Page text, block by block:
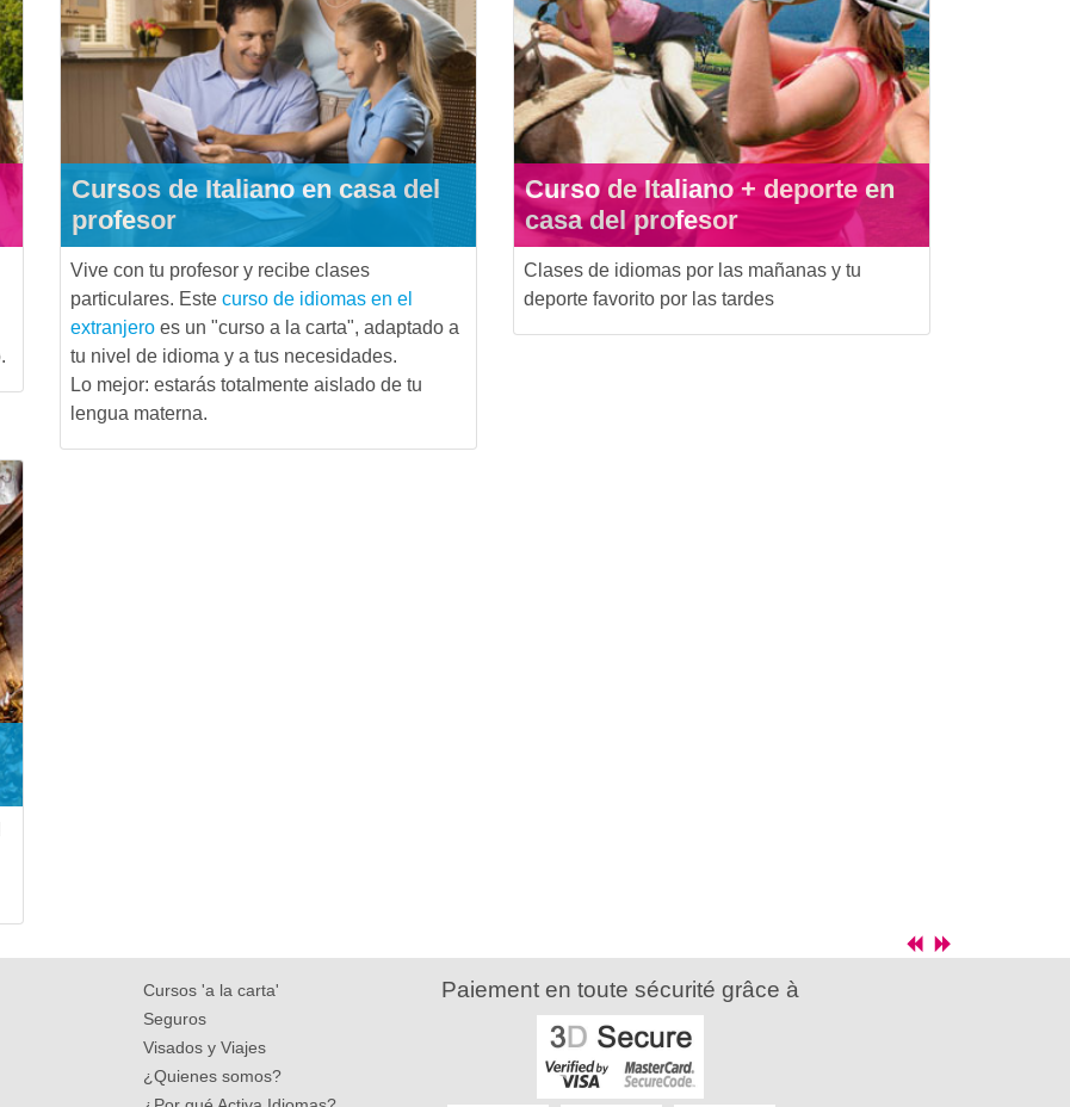
Cursos de Italiano en casa del
profesor
Vive con tu profesor y recibe clases
particulares. Este curso de idiomas en el
extranjeroes un "curso a la carta", adaptado a
tu nivel de idioma y a tus necesidades.
Lo mejor: estarás totalmente aislado de tu
lengua materna.
Curso de Italiano + deporte en
casa del profesor
Clases de idiomas por las mañanas y tu
deporte favorito por las tardes
Cursos 'a la carta'
Seguros
Visados y Viajes
¿Quienes somos?
Paiement en toute sécurité grâce à